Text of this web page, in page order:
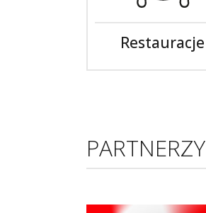
Restauracje
PARTNERZY